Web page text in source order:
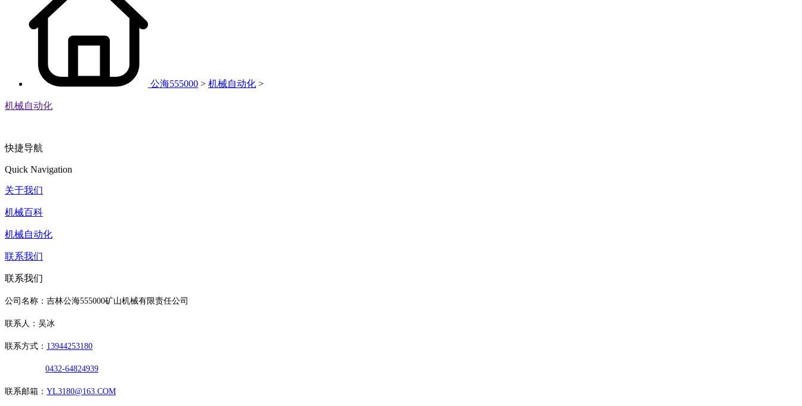
公海555000 > 机械自动化 >
机械自动化
快捷导航
Quick Navigation
关于我们
机械百科
机械自动化
联系我们
联系我们
公司名称：吉林公海555000矿山机械有限责任公司
联系人：吴冰
联系方式： 13944253180
0432-64824939
联系邮箱： YL3180@163.COM